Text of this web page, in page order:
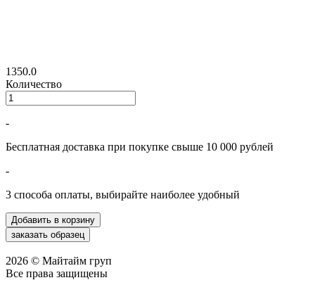
1350.0
Количество
-
Бесплатная доставка при покупке свыше 10 000 рублей
-
3 способа оплаты, выбирайте наиболее удобный
2026 © Майтайм груп
Все права защищены